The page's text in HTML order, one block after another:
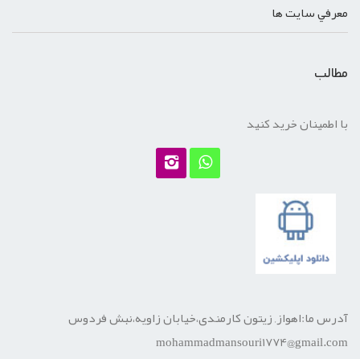
معرفي سايت ها
مطالب
با اطمینان خرید کنید
آدرس ما:اهواز, زیتون کارمندی،خیابان زاویه،نبش فردوس
mohammadmansouri1774@gmail.com